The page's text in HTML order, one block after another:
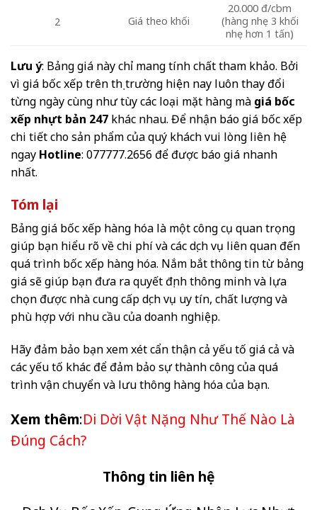
2 Giá theo khối
20.000 đ/cbm
(hàng nhẹ 3 khối
nhẹ hơn 1 tấn)
Lưu ý: Bảng giá này chỉ mang tính chất tham khảo. Bởi
vì giá bốc xếp trên thị trường hiện nay luôn thay đổi
từng ngày cùng như tùy các loại mặt hàng mà giá bốc
xếp nhựt bản 247 khác nhau. Để nhận báo giá bốc xếp
chi tiết cho sản phẩm của quý khách vui lòng liên hệ
ngay Hotline: 077777.2656 để được báo giá nhanh
nhất.
Tóm lại
Bảng giá bốc xếp hàng hóa là một công cụ quan trọng
giúp bạn hiểu rõ về chi phí và các dịch vụ liên quan đến
quá trình bốc xếp hàng hóa. Nắm bắt thông tin từ bảng
giá sẽ giúp bạn đưa ra quyết định thông minh và lựa
chọn được nhà cung cấp dịch vụ uy tín, chất lượng và
phù hợp với nhu cầu của doanh nghiệp.
Hãy đảm bảo bạn xem xét cẩn thận cả yếu tố giá cả và
các yếu tố khác để đảm bảo sự thành công của quá
trình vận chuyển và lưu thông hàng hóa của bạn.
Xem thêm:Di Dời Vật Nặng Như Thế Nào Là
Đúng Cách?
Thông tin liên hệ